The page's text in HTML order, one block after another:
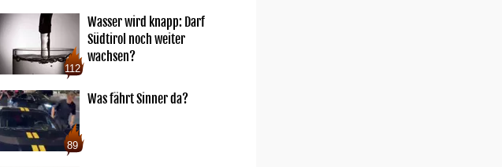
112
Wasser wird knapp: Darf
Südtirol noch weiter
wachsen?
89
Was fährt Sinner da?